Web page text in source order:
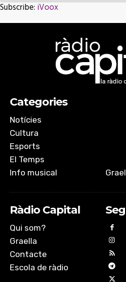
iVoox
SHARE
EMBED
Subscribe: iVoox
Categories
Notícies
Cultura
Esports
El Temps
Info musical
Ràdio Capital
Qui som?
Graella
Contacte
Escola de ràdio